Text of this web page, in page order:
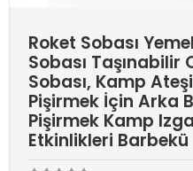
Roket Sobası
Sobası Taşınabilir
Sobası, Kamp
Pişirmek İçin Arka
Pişirmek Kamp
Etkinlikleri Barbekü